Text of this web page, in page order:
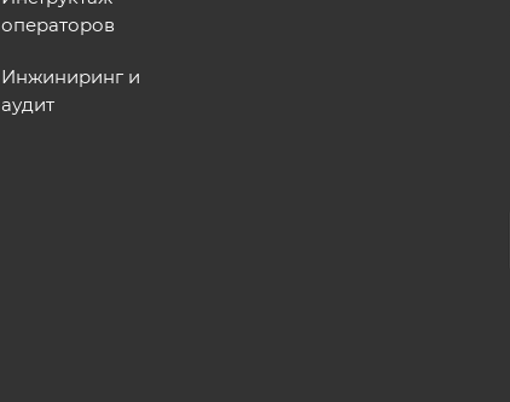
операторов
Инжиниринг и
аудит